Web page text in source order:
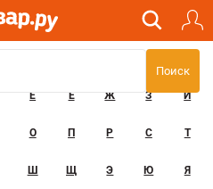
Е Ё Ж З И
О П Р С Т
Ш Щ Э Ю Я